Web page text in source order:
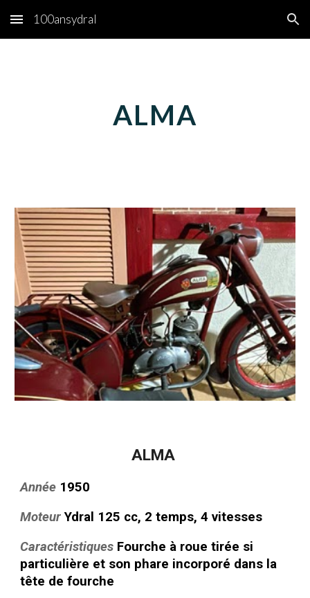
Skip to main content Skip to navigation
100ansydral
ALMA
ALMA
Année 1950
MoteurYdral 125 cc, 2 temps, 4 vitesses
Caractéristiques Fourche à roue tirée si
particulière et son phare incorporé dans la
tête de fourche